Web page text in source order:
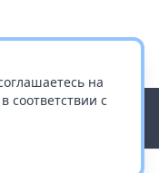
на
соответствии с